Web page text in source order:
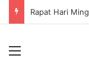
Menu